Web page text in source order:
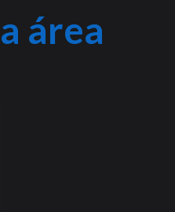
área